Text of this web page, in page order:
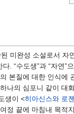
미완성 소설로서 자
“수도생”과 “자연”
본질에 대한 인식에
나의 심포니 같이 대
생이 <히아신스와 로
정 끝에 마침내 목적